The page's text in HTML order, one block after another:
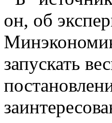
он, об
запускать